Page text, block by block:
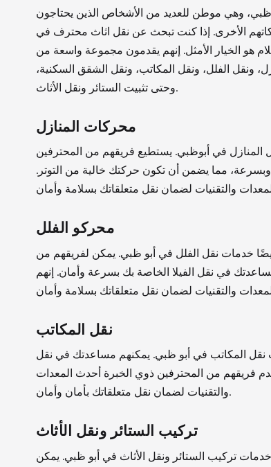
وهي موطن للعديد من الأشخاص الذين يحتاجون
الأخرى. إذا كنت تبحث عن نقل اثاث محترف في
هو الخيار الأمثل. إنهم يقدمون مجموعة واسعة من
ونقل الفلل، ونقل المكاتب، ونقل الشقق السكنية،
وحتى تثبيت الستائر ونقل الأثاث.
محركات المنازل
في أبوظبي. يستطيع فريقهم من المحترفين
مما يضمن أن تكون حركتك خالية من التوتر.
محركو الفلل
خدمات نقل الفلل في أبو ظبي. يمكن لفريقهم من
في نقل الفيلا الخاصة بك بسرعة وأمان. إنهم
نقل المكاتب
المكاتب في أبو ظبي. يمكنهم مساعدتك في نقل
فريقهم من المحترفين ذوي الخبرة أحدث المعدات
والتقنيات لضمان نقل متعلقاتك بأمان وأمان.
تركيب الستائر ونقل الأثاث
تركيب الستائر ونقل الأثاث في أبو ظبي. يمكن